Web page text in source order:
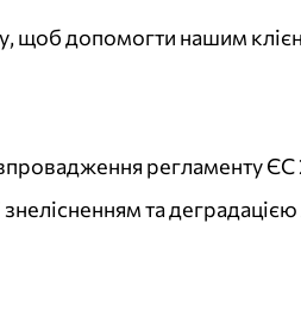
допомогти нашим
регламенту
та